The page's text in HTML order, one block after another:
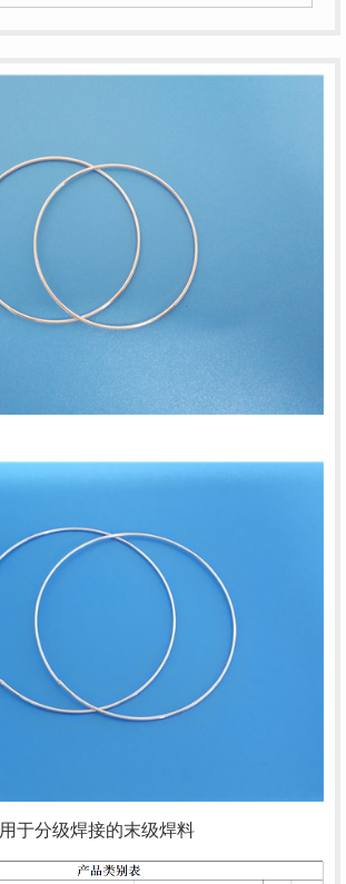
用于分级焊接的末级焊料